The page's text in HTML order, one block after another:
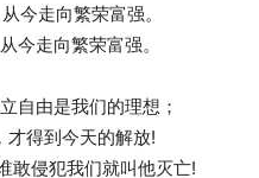
今走向繁荣富强。
今走向繁荣富强。
自由是我们的理想；
才得到今天的解放!
敢侵犯我们就叫他灭亡!